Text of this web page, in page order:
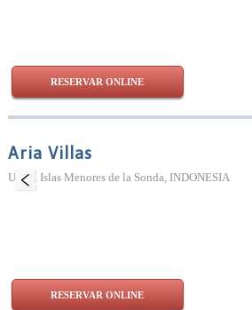
RESERVAR ONLINE
Aria Villas
Ubud, Islas Menores de la Sonda, INDONESIA
RESERVAR ONLINE